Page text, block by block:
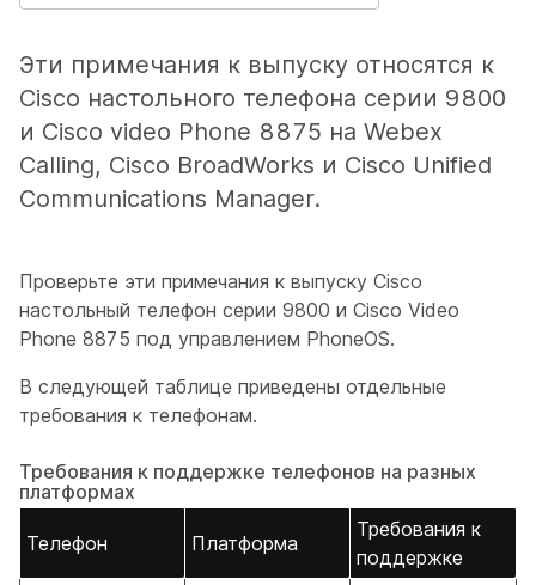
Эти примечания к выпуску относятся к
Cisco настольного телефона серии 9800
и Cisco video Phone 8875 на Webex
Calling, Cisco BroadWorks и Cisco Unified
Communications Manager.
Проверьте эти примечания к выпуску Cisco
настольный телефон серии 9800 и Cisco Video
Phone 8875 под управлением PhoneOS.
В следующей таблице приведены отдельные
требования к телефонам.
Требования к поддержке телефонов на разных
платформах
Телефон Платформа
Требования к
поддержке